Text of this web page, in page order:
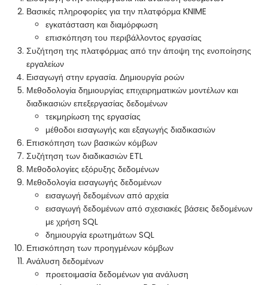
Βασικές πληροφορίες για την πλατφόρμα KNIME
εγκατάσταση και διαμόρφωση
επισκόπηση του περιβάλλοντος εργασίας
Συζήτηση της πλατφόρμας από την άποψη της ενοποίησης
εργαλείων
Εισαγωγή στην εργασία. Δημιουργία ροών
Μεθοδολογία δημιουργίας επιχειρηματικών μοντέλων και
διαδικασιών επεξεργασίας δεδομένων
τεκμηρίωση της εργασίας
μέθοδοι εισαγωγής και εξαγωγής διαδικασιών
Επισκόπηση των βασικών κόμβων
Συζήτηση των διαδικασιών ETL
Μεθοδολογίες εξόρυξης δεδομένων
Μεθοδολογία εισαγωγής δεδομένων
εισαγωγή δεδομένων από αρχεία
εισαγωγή δεδομένων από σχεσιακές βάσεις δεδομένων
με χρήση SQL
δημιουργία ερωτημάτων SQL
Επισκόπηση των προηγμένων κόμβων
Ανάλυση δεδομένων
προετοιμασία δεδομένων για ανάλυση